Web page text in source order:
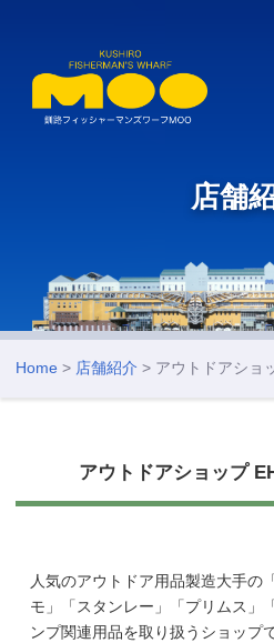
店舗
Home > 店舗紹介 > アウトドアショ
アウトドアショップ
人気のアウトドア用品製造大手の
モ」「スタンレー」「プリムス」
ンプ関連用品を取り扱うショップ